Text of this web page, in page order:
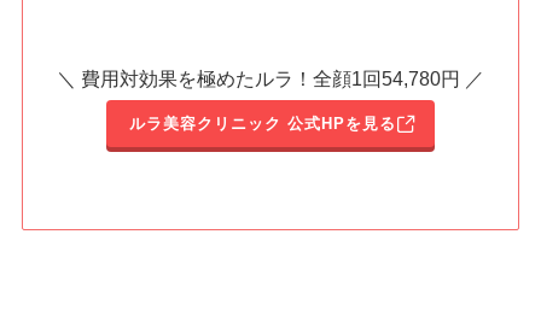
＼ 費用対効果を極めたルラ！全顔1回54,780円 ／
ルラ美容クリニック 公式HPを見る